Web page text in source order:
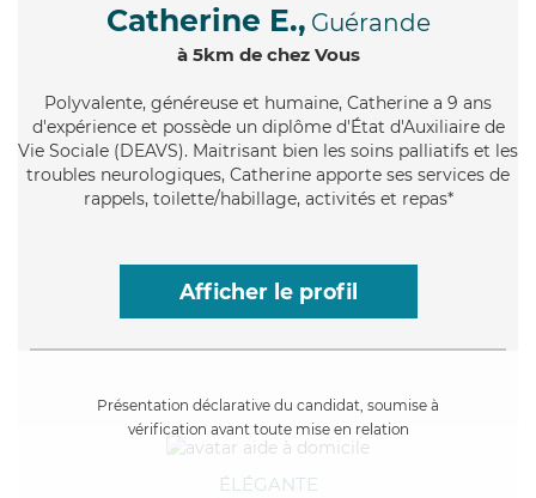
Catherine E., Guérande
à 5km de chez Vous
Polyvalente, généreuse et humaine, Catherine a 9 ans
d'expérience et possède un diplôme d'État d'Auxiliaire de
Vie Sociale (DEAVS). Maitrisant bien les soins palliatifs et les
troubles neurologiques, Catherine apporte ses services de
rappels, toilette/habillage, activités et repas*
Afficher le profil
Présentation déclarative du candidat, soumise à
vérification avant toute mise en relation
ÉLÉGANTE